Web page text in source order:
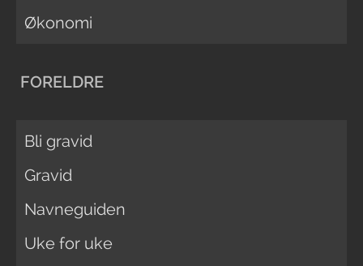
Økonomi
FORELDRE
Bli gravid
Gravid
Navneguiden
Uke for uke